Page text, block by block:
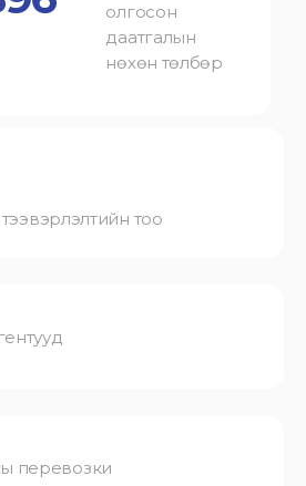
олгосон
даатгалын
нөхөн төлбөр
тоо
перевозки